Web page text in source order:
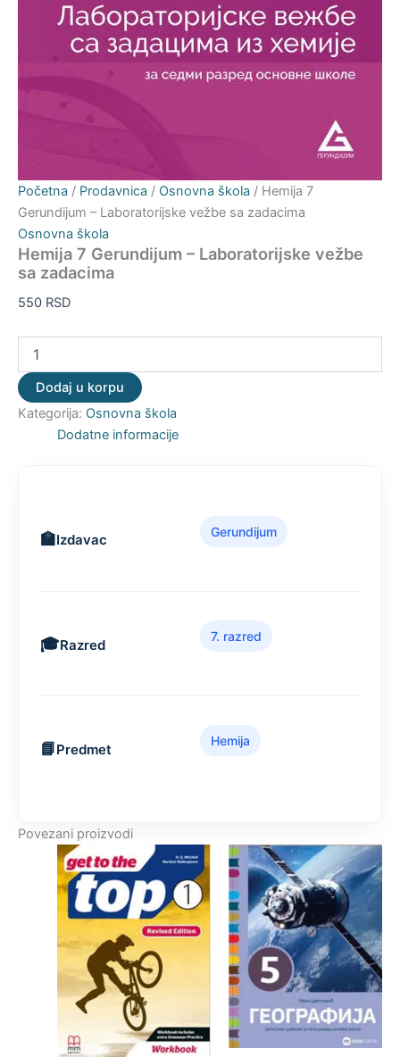
Početna / Prodavnica / Osnovna škola / Hemija 7
Gerundijum – Laboratorijske vežbe sa zadacima
Osnovna škola
Hemija 7 Gerundijum – Laboratorijske vežbe
sa zadacima
550 RSD
Dodaj u korpu
Kategorija: Osnovna škola
Dodatne informacije
Izdavac
Gerundijum
Razred
7. razred
Predmet
Hemija
Povezani proizvodi